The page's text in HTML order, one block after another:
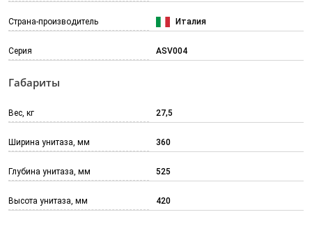
Страна-производитель Италия
Серия ASV004
Габариты
Вес, кг 27,5
Ширина унитаза, мм 360
Глубина унитаза, мм 525
Высота унитаза, мм 420